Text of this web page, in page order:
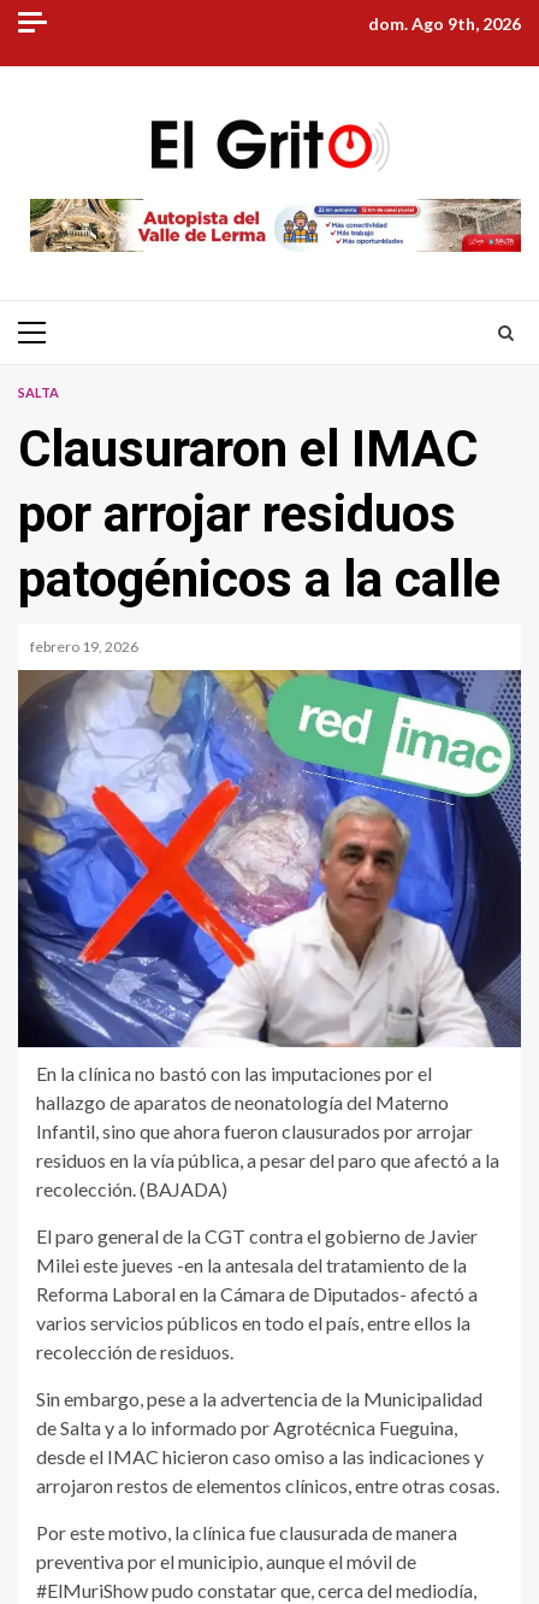
Skip
content
dom. Ago 9th, 2026
Primary
SALTA
Clausuraron el IMAC
por arrojar residuos
patogénicos a la calle
febrero 19, 2026
En la clínica no bastó con las imputaciones por el
hallazgo de aparatos de neonatología del Materno
Infantil, sino que ahora fueron clausurados por arrojar
residuos en la vía pública, a pesar del paro que afectó a la
recolección. (BAJADA)
El paro general de la CGT contra el gobierno de Javier
Milei este jueves -en la antesala del tratamiento de la
Reforma Laboral en la Cámara de Diputados- afectó a
varios servicios públicos en todo el país, entre ellos la
recolección de residuos.
Sin embargo, pese a la advertencia de la Municipalidad
de Salta y a lo informado por Agrotécnica Fueguina,
desde el IMAC hicieron caso omiso a las indicaciones y
arrojaron restos de elementos clínicos, entre otras cosas.
Por este motivo, la clínica fue clausurada de manera
preventiva por el municipio, aunque el móvil de
#ElMuriShow pudo constatar que, cerca del mediodía,